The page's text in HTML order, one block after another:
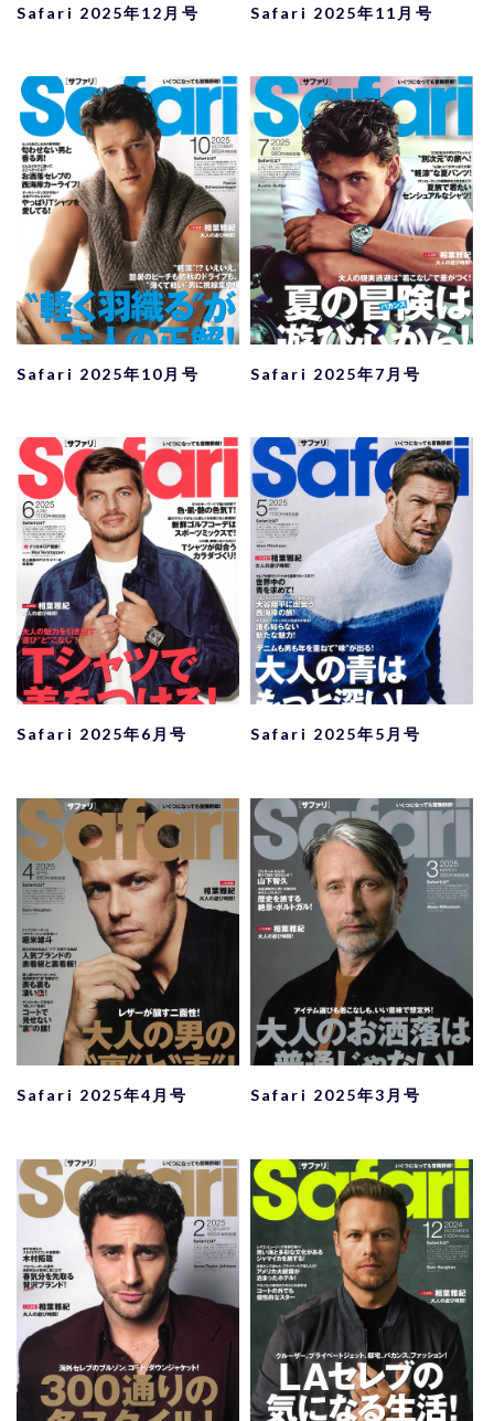
Safari 2025年12月号 Safari 2025年11月号
Safari 2025年10月号 Safari 2025年7月号
Safari 2025年6月号 Safari 2025年5月号
Safari 2025年4月号 Safari 2025年3月号